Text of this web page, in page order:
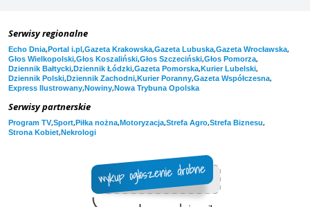
Serwisy regionalne
Echo Dnia,Portal i.pl,Gazeta Krakowska,Gazeta Lubuska,Gazeta Wrocławska,
Głos Wielkopolski,Głos Koszaliński,Głos Szczeciński,Głos Pomorza,
Dziennik Bałtycki,Dziennik Łódzki,Gazeta Pomorska,Kurier Lubelski,
Dziennik Polski,Dziennik Zachodni,Kurier Poranny,Gazeta Współczesna,
Express Ilustrowany,Nowiny,Nowa Trybuna Opolska
Serwisy partnerskie
Program TV,Sport,Piłka nożna,Motoryzacja,Strefa Agro,Strefa Biznesu,
Strona Kobiet,Nekrologi